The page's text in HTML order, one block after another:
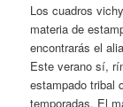
Los cuadros
materia de
encontrarás el
Este verano sí,
estampado tribal
temporadas. El